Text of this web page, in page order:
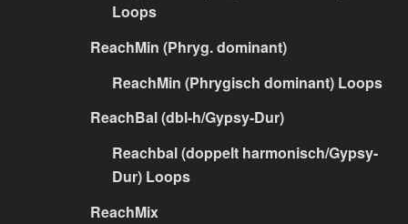
Loops
ReachMin (Phryg. dominant)
ReachMin (Phrygisch dominant) Loops
ReachBal (dbl-h/Gypsy-Dur)
Reachbal (doppelt harmonisch/Gypsy-
Dur) Loops
ReachMix